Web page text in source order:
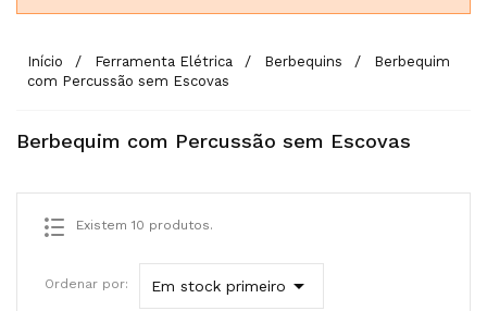
Início Ferramenta Elétrica Berbequins
Berbequim
com Percussão sem Escovas
Berbequim com Percussão sem Escovas
Existem 10 produtos.
Ordenar por: Em stock primeiro 